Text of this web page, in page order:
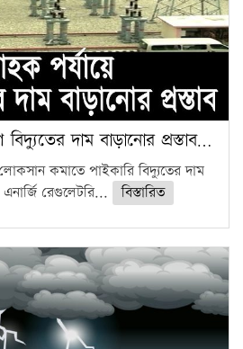
দাম বাড়ানোর প্রস্তাব…
কমাতে পাইকারি বিদ্যুতের দাম
রেগুলেটরি...
বিস্তারিত